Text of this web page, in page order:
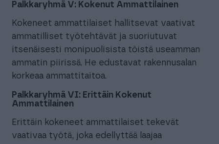
Palkkaryhmä V: Kokenut Ammattilainen
Kokeneet ammattilaiset hallitsevat vaativat
ammatilliset työtehtävät ja suoriutuvat
itsenäisesti monipuolisista töistä useamman
ammatin piirissä. He edustavat rakennusalan
korkeaa ammattitaitoa.
Palkkaryhmä VI: Erittäin Kokenut
Ammattilainen
Erittäin kokeneet ammattilaiset tekevät
vaativaa työtä, joka edellyttää laajaa